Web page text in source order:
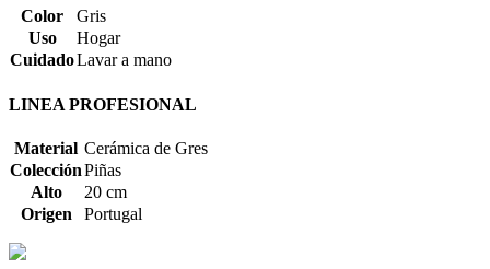
Color
Gris
Uso
Hogar
CuidadoLavar a mano
LINEA PROFESIONAL
Material Cerámica de Gres
ColecciónPiñas
Alto
20 cm
Origen
Portugal